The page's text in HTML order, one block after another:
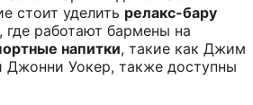
стоит уделить релакс-бару
где работают бармены на
напитки, такие как Джим
Джонни Уокер, также доступны